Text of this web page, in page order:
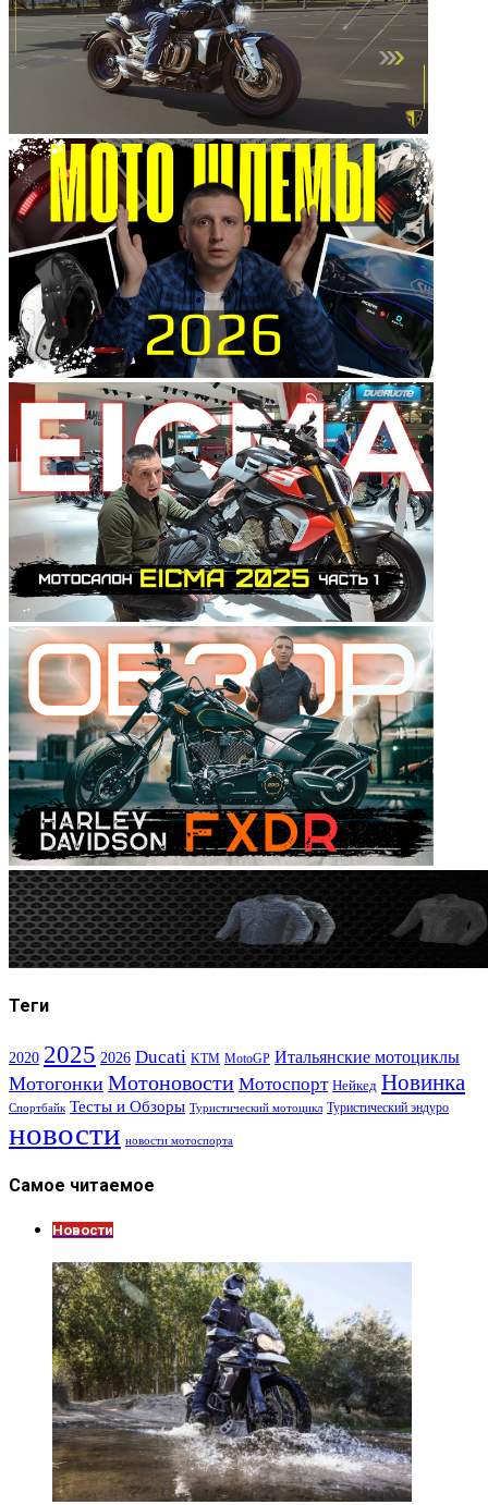
Теги
2020 2025 2026 Ducati KTM MotoGP Итальянские мотоциклы
Мотогонки Мотоновости Мотоспорт Нейкед Новинка
Спортбайк Тесты и Обзоры Туристический мотоцикл Туристический эндуро
новости новости мотоспорта
Самое читаемое
Новости